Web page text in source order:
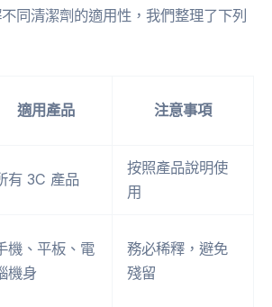
同清潔劑的適用性，我們整理了下列
適用產品 注意事項
有 3C 產品
按照產品說明使
用
機、平板、電
機身
務必稀釋，避免
殘留